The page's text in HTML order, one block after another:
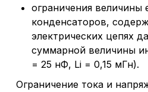
ограничения величины
конденсаторов,
электрических цепях
суммарной величины
= 25 нФ, Li = 0,15 мГн).
Ограничение тока и